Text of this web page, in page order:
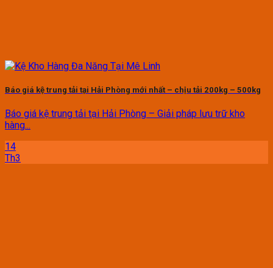
Báo giá kệ trung tải tại Hải Phòng mới nhất – chịu tải 200kg – 500kg
Báo giá kệ trung tải tại Hải Phòng – Giải pháp lưu trữ kho
hàng...
14
Th3